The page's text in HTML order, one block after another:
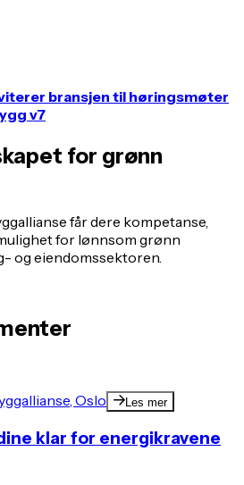
bransjen til høringsmøter
v7
for grønn
får dere kompetanse,
for lønnsom grønn
og eiendomssektoren.
Oslo Les mer
klar for energikravene